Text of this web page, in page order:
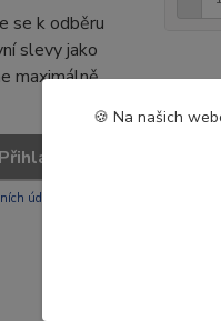
se k odběru
slevy jako
maximálně
Přihlásit se
údajů
🍪 Na našich